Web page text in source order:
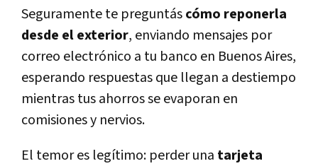
Seguramente te preguntáscómo reponerla
desde el exterior, enviando mensajes por
correo electrónico a tu banco en Buenos Aires,
esperando respuestas que llegan a destiempo
mientras tus ahorros se evaporan en
comisiones y nervios.
El temor es legítimo: perder una tarjeta